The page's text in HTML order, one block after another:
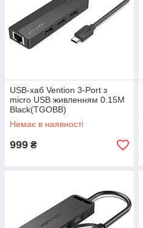
USB-хаб Vention 3-Port з
micro USB живленням 0.15M
Black(TGOBB)
Немає в наявності
999 ₴